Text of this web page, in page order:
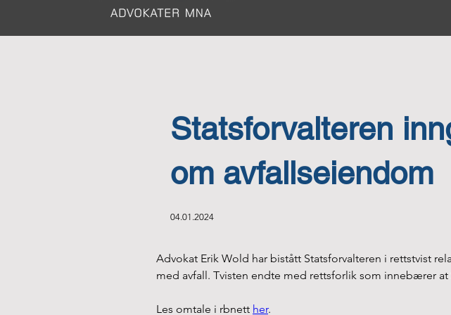
Statsforvalteren
om avfallseiendom
04.01.2024
Advokat Erik Wold har bistått Statsforvalteren i rettstvist
med avfall. Tvisten endte med rettsforlik som innebærer
Les omtale i rbnett her.